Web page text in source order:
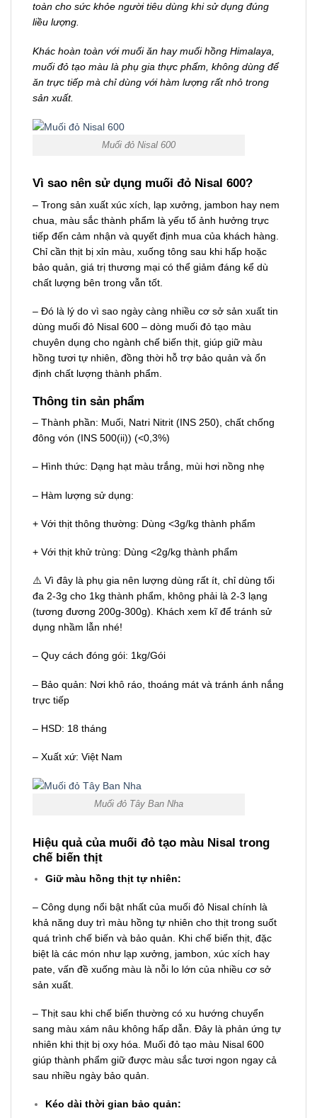
toàn cho sức khỏe người tiêu dùng khi sử dụng đúng
liều lượng.
Khác hoàn toàn với muối ăn hay muối hồng Himalaya,
muối đỏ tạo màu là phụ gia thực phẩm, không dùng để
ăn trực tiếp mà chỉ dùng với hàm lượng rất nhỏ trong
sản xuất.
Muối đỏ Nisal 600
Vì sao nên sử dụng muối đỏ Nisal 600?
– Trong sản xuất xúc xích, lạp xưởng, jambon hay nem
chua, màu sắc thành phẩm là yếu tố ảnh hưởng trực
tiếp đến cảm nhận và quyết định mua của khách hàng.
Chỉ cần thịt bị xỉn màu, xuống tông sau khi hấp hoặc
bảo quản, giá trị thương mại có thể giảm đáng kể dù
chất lượng bên trong vẫn tốt.
– Đó là lý do vì sao ngày càng nhiều cơ sở sản xuất tin
dùng muối đỏ Nisal 600 – dòng muối đỏ tạo màu
chuyên dụng cho ngành chế biến thịt, giúp giữ màu
hồng tươi tự nhiên, đồng thời hỗ trợ bảo quản và ổn
định chất lượng thành phẩm.
Thông tin sản phẩm
– Thành phần: Muối, Natri Nitrit (INS 250), chất chống
đông vón (INS 500(ii)) (<0,3%)
– Hình thức: Dạng hạt màu trắng, mùi hơi nồng nhẹ
– Hàm lượng sử dụng:
+ Với thịt thông thường: Dùng <3g/kg thành phẩm
+ Với thịt khử trùng: Dùng <2g/kg thành phẩm
⚠️ Vì đây là phụ gia nên lượng dùng rất ít, chỉ dùng tối
đa 2-3g cho 1kg thành phẩm, không phải là 2-3 lạng
(tương đương 200g-300g). Khách xem kĩ để tránh sử
dụng nhầm lẫn nhé!
– Quy cách đóng gói: 1kg/Gói
– Bảo quản: Nơi khô ráo, thoáng mát và tránh ánh nắng
trực tiếp
– HSD: 18 tháng
– Xuất xứ: Việt Nam
Muối đỏ Tây Ban Nha
Hiệu quả của muối đỏ tạo màu Nisal trong
chế biến thịt
Giữ màu hồng thịt tự nhiên:
– Công dụng nổi bật nhất của muối đỏ Nisal chính là
khả năng duy trì màu hồng tự nhiên cho thịt trong suốt
quá trình chế biến và bảo quản. Khi chế biến thịt, đặc
biệt là các món như lạp xưởng, jambon, xúc xích hay
pate, vấn đề xuống màu là nỗi lo lớn của nhiều cơ sở
sản xuất.
– Thịt sau khi chế biến thường có xu hướng chuyển
sang màu xám nâu không hấp dẫn. Đây là phản ứng tự
nhiên khi thịt bị oxy hóa. Muối đỏ tạo màu Nisal 600
giúp thành phẩm giữ được màu sắc tươi ngon ngay cả
sau nhiều ngày bảo quản.
Kéo dài thời gian bảo quản: